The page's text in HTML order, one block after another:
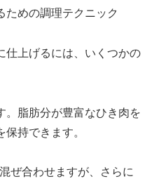
ための調理テクニック
仕上げるには、いくつかの
。脂肪分が豊富なひき肉を
持できます。
ぜ合わせますが、さらに